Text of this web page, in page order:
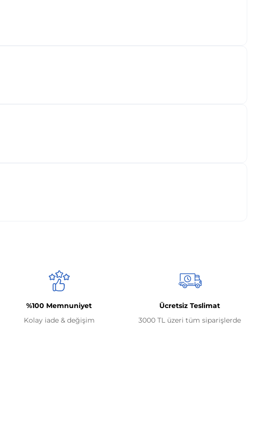
%100 Memnuniyet
Kolay iade & değişim
Ücretsiz Teslimat
3000 TL üzeri tüm siparişlerde